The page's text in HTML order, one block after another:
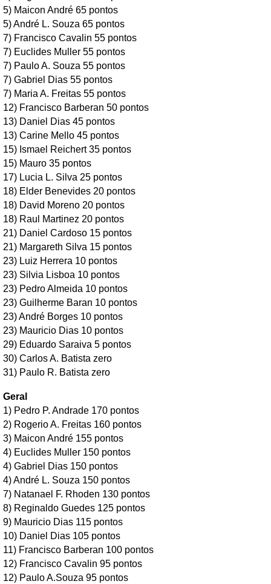
5) Maicon André 65 pontos
5) André L. Souza 65 pontos
7) Francisco Cavalin 55 pontos
7) Euclides Muller 55 pontos
7) Paulo A. Souza 55 pontos
7) Gabriel Dias 55 pontos
7) Maria A. Freitas 55 pontos
12) Francisco Barberan 50 pontos
13) Daniel Dias 45 pontos
13) Carine Mello 45 pontos
15) Ismael Reichert 35 pontos
15) Mauro 35 pontos
17) Lucia L. Silva 25 pontos
18) Elder Benevides 20 pontos
18) David Moreno 20 pontos
18) Raul Martinez 20 pontos
21) Daniel Cardoso 15 pontos
21) Margareth Silva 15 pontos
23) Luiz Herrera 10 pontos
23) Silvia Lisboa 10 pontos
23) Pedro Almeida 10 pontos
23) Guilherme Baran 10 pontos
23) André Borges 10 pontos
23) Mauricio Dias 10 pontos
29) Eduardo Saraiva 5 pontos
30) Carlos A. Batista zero
31) Paulo R. Batista zero
Geral
1) Pedro P. Andrade 170 pontos
2) Rogerio A. Freitas 160 pontos
3) Maicon André 155 pontos
4) Euclides Muller 150 pontos
4) Gabriel Dias 150 pontos
4) André L. Souza 150 pontos
7) Natanael F. Rhoden 130 pontos
8) Reginaldo Guedes 125 pontos
9) Mauricio Dias 115 pontos
10) Daniel Dias 105 pontos
11) Francisco Barberan 100 pontos
12) Francisco Cavalin 95 pontos
12) Paulo A.Souza 95 pontos